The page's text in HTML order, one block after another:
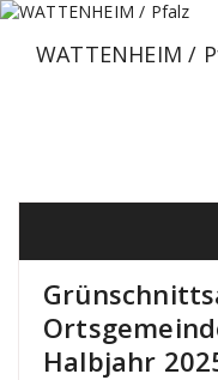
Zum
springenWATTENHEIM /
Halbjahr